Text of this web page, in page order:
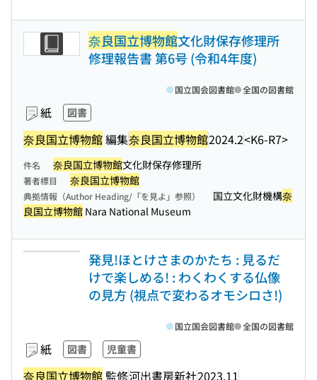
奈良国立博物館文化財保存修理所
修理報告書 第6号 (令和4年度)
紙 図書
奈良国立博物館編集奈良国立博物館2024.2<K6-R7>
国立国会図書館 全国の図書館
件名 奈良国立博物館文化財保存修理所
著者標目 奈良国立博物館
典拠情報（Author Heading/「を見よ」参照） 国立文化財機構奈
良国立博物館 Nara National Museum
発見!ほとけさまのかたち : 見るだ
けで楽しめる! : わくわくする仏像
の見方 (視点で変わるオモシロさ!)
紙 図書 児童書
奈良国立博物館 監修河出書房新社2023.11
国立国会図書館 全国の図書館